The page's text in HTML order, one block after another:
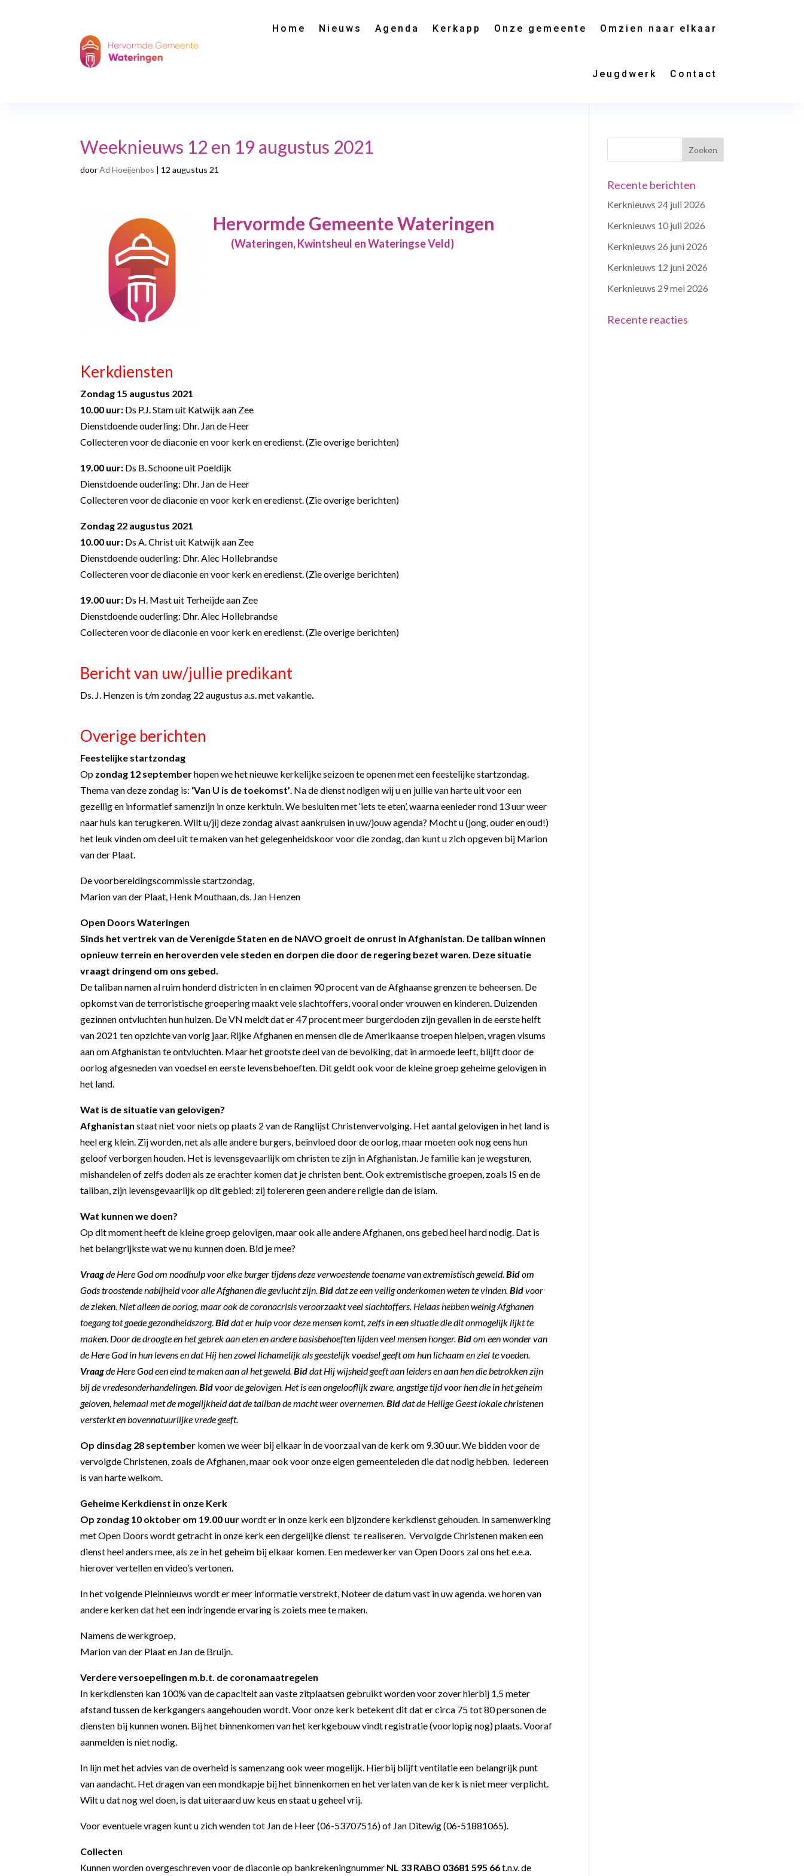
Home Nieuws Agenda Kerkapp Onze gemeente Omzien naar elkaar
Jeugdwerk Contact
Weeknieuws 12 en 19 augustus 2021
doorAd Hoeijenbos | 12 augustus 21
Hervormde Gemeente Wateringen
(Wateringen, Kwintsheul en Wateringse Veld)
Kerkdiensten
Zondag 15 augustus 2021
10.00 uur: Ds P.J. Stam uit Katwijk aan Zee
Dienstdoende ouderling: Dhr. Jan de Heer
Collecteren voor de diaconie en voor kerk en eredienst. (Zie overige berichten)
19.00 uur: Ds B. Schoone uit Poeldijk
Dienstdoende ouderling: Dhr. Jan de Heer
Collecteren voor de diaconie en voor kerk en eredienst. (Zie overige berichten)
Zondag 22 augustus 2021
10.00 uur: Ds A. Christ uit Katwijk aan Zee
Dienstdoende ouderling: Dhr. Alec Hollebrandse
Collecteren voor de diaconie en voor kerk en eredienst. (Zie overige berichten)
19.00 uur: Ds H. Mast uit Terheijde aan Zee
Dienstdoende ouderling: Dhr. Alec Hollebrandse
Collecteren voor de diaconie en voor kerk en eredienst. (Zie overige berichten)
Bericht van uw/jullie predikant
Ds. J. Henzen is t/m zondag 22 augustus a.s. met vakantie.
Overige berichten
Feestelijke startzondag
Op zondag 12 septemberhopen we het nieuwe kerkelijke seizoen te openen met een feestelijke startzondag.
Thema van deze zondag is: ‘Van U is de toekomst’. Na de dienst nodigen wij u en jullie van harte uit voor een
gezellig en informatief samenzijn in onze kerktuin. We besluiten met ‘iets te eten’, waarna eenieder rond 13 uur weer
naar huis kan terugkeren. Wilt u/jij deze zondag alvast aankruisen in uw/jouw agenda? Mocht u (jong, ouder en oud!)
het leuk vinden om deel uit te maken van het gelegenheidskoor voor die zondag, dan kunt u zich opgeven bij Marion
van der Plaat.
De voorbereidingscommissie startzondag,
Marion van der Plaat, Henk Mouthaan, ds. Jan Henzen
Open Doors Wateringen
Sinds het vertrek van de Verenigde Staten en de NAVO groeit de onrust in Afghanistan. De taliban winnen
opnieuw terrein en heroverden vele steden en dorpen die door de regering bezet waren. Deze situatie
vraagt dringend om ons gebed.
De taliban namen al ruim honderd districten in en claimen 90 procent van de Afghaanse grenzen te beheersen. De
opkomst van de terroristische groepering maakt vele slachtoffers, vooral onder vrouwen en kinderen. Duizenden
gezinnen ontvluchten hun huizen. De VN meldt dat er 47 procent meer burgerdoden zijn gevallen in de eerste helft
van 2021 ten opzichte van vorig jaar. Rijke Afghanen en mensen die de Amerikaanse troepen hielpen, vragen visums
aan om Afghanistan te ontvluchten. Maar het grootste deel van de bevolking, dat in armoede leeft, blijft door de
oorlog afgesneden van voedsel en eerste levensbehoeften. Dit geldt ook voor de kleine groep geheime gelovigen in
het land.
Wat is de situatie van gelovigen?
Afghanistan staat niet voor niets op plaats 2 vande Ranglijst Christenvervolging. Het aantal gelovigen in het land is
heel erg klein. Zij worden, net als alle andere burgers, beïnvloed door de oorlog, maar moeten ook nog eens hun
geloof verborgen houden. Het is levensgevaarlijk om christen te zijn in Afghanistan. Je familie kan je wegsturen,
mishandelen of zelfs doden als ze erachter komen dat je christen bent. Ook extremistische groepen, zoals IS en de
taliban, zijn levensgevaarlijk op dit gebied: zij tolereren geen andere religie dan de islam.
Wat kunnen we doen?
Op dit moment heeft de kleine groep gelovigen, maar ook alle andere Afghanen, ons gebed heel hard nodig. Dat is
het belangrijkste wat we nu kunnen doen. Bid je mee?
Vraagde Here God om noodhulp voor elke burger tijdens deze verwoestende toename van extremistisch geweld.Bidom
Gods troostende nabijheid voor alle Afghanen die gevlucht zijn.Biddat ze een veilig onderkomen weten te vinden.Bidvoor
de zieken. Niet alleen de oorlog, maar ook de coronacrisis veroorzaakt veel slachtoffers. Helaas hebben weinig Afghanen
toegang tot goede gezondheidszorg.Biddat er hulp voor deze mensen komt, zelfs in een situatie die dit onmogelijk lijkt te
maken. Door de droogte en het gebrek aan eten en andere basisbehoeften lijden veel mensen honger.Bidom een wonder van
de Here God in hun levens en dat Hij hen zowel lichamelijk als geestelijk voedsel geeft om hun lichaam en ziel te voeden.
Vraagde Here God een eind te maken aan al het geweld.Biddat Hij wijsheid geeft aan leiders en aan hen die betrokken zijn
bij de vredesonderhandelingen.Bidvoor de gelovigen. Het is een ongelooflijk zware, angstige tijd voor hen die in het geheim
geloven, helemaal met de mogelijkheid dat de taliban de macht weer overnemen.Biddat de Heilige Geest lokale christenen
versterkt en bovennatuurlijke vrede geeft.
Op dinsdag 28 september komen we weer bij elkaar in de voorzaal van de kerk om 9.30 uur. We bidden voor de
vervolgde Christenen, zoals de Afghanen, maar ook voor onze eigen gemeenteleden die dat nodig hebben. Iedereen
is van harte welkom.
Geheime Kerkdienst in onze Kerk
Op zondag 10 oktober om 19.00 uurwordt er in onze kerk een bijzondere kerkdienst gehouden. In samenwerking
met Open Doors wordt getracht in onze kerk een dergelijke dienst te realiseren. Vervolgde Christenen maken een
dienst heel anders mee, als ze in het geheim bij elkaar komen. Een medewerker van Open Doors zal ons het e.e.a.
hierover vertellen en video’s vertonen.
In het volgende Pleinnieuws wordt er meer informatie verstrekt, Noteer de datum vast in uw agenda. we horen van
andere kerken dat het een indringende ervaring is zoiets mee te maken.
Namens de werkgroep,
Marion van der Plaat en Jan de Bruijn.
Verdere versoepelingen m.b.t. de coronamaatregelen
In kerkdiensten kan 100% van de capaciteit aan vaste zitplaatsen gebruikt worden voor zover hierbij 1,5 meter
afstand tussen de kerkgangers aangehouden wordt. Voor onze kerk betekent dit dat er circa 75 tot 80 personen de
diensten bij kunnen wonen. Bij het binnenkomen van het kerkgebouw vindt registratie (voorlopig nog) plaats. Vooraf
aanmelden is niet nodig.
In lijn met het advies van de overheid is samenzang ook weer mogelijk. Hierbij blijft ventilatie een belangrijk punt
van aandacht. Het dragen van een mondkapje bij het binnenkomen en het verlaten van de kerk is niet meer verplicht.
Wilt u dat nog wel doen, is dat uiteraard uw keus en staat u geheel vrij.
Voor eventuele vragen kunt u zich wenden tot Jan de Heer (06-53707516) of Jan Ditewig (06-51881065).
Collecten
Kunnen worden overgeschreven voor de diaconie op bankrekeningnummer NL 33 RABO 03681 595 66t.n.v. de
Recente berichten
Kerknieuws 24 juli 2026
Kerknieuws 10 juli 2026
Kerknieuws 26 juni 2026
Kerknieuws 12 juni 2026
Kerknieuws 29 mei 2026
Recente reacties